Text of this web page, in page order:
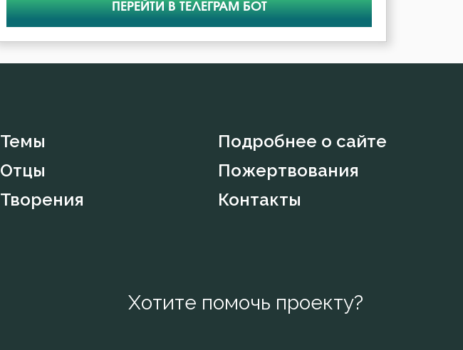
ПЕРЕЙТИ В ТЕЛЕГРАМ БОТ
Темы
Отцы
Творения
Подробнее о сайте
Пожертвования
Контакты
Хотите помочь проекту?